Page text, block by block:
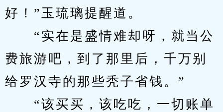
好！”玉琉璃提醒道。
“实在是盛情难却呀，就当公
费旅游吧，到了那里后，千万别
给罗汉寺的那些秃子省钱。”
“该买买，该吃吃，一切账单